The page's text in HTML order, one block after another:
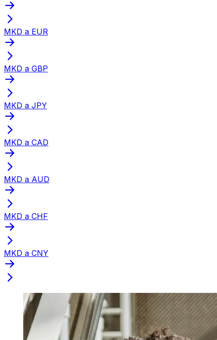
MKD a EUR
MKD a GBP
MKD a JPY
MKD a CAD
MKD a AUD
MKD a CHF
MKD a CNY